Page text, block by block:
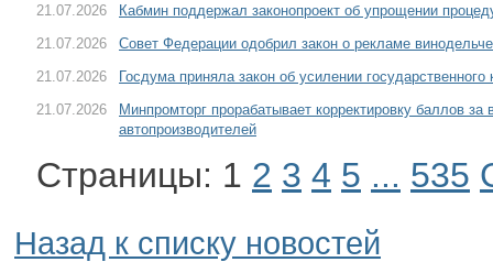
21.07.2026
Кабмин поддержал законопроект об упрощении
21.07.2026
Совет Федерации одобрил закон о рекламе
21.07.2026
Госдума приняла закон об усилении государственного
21.07.2026
Минпромторг прорабатывает корректировку баллов
автопроизводителей
Страницы: 1 2 3 4 5 ... 535
Назад к списку новостей